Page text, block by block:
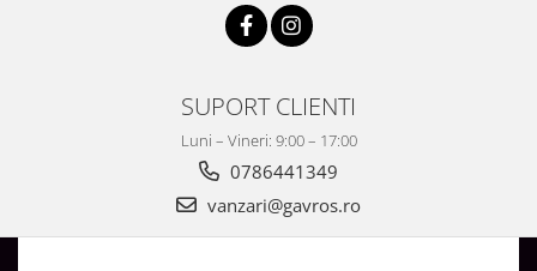
SUPORT CLIENTI
Luni – Vineri: 9:00 – 17:00
0786441349
vanzari@gavros.ro